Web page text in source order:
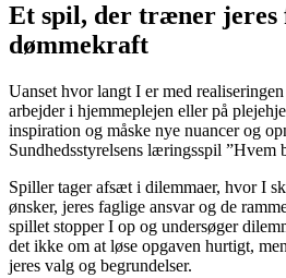
Et spil, der træner jeres
dømmekraft
Uanset hvor langt I er med
arbejder i hjemmeplejen eller på
inspiration og måske nye nuancer og
Sundhedsstyrelsens læringsspil ”Hvem
Spiller tager afsæt i dilemmaer, hvor I
ønsker, jeres faglige ansvar og de
spillet stopper I op og undersøger
det ikke om at løse opgaven hurtigt,
jeres valg og begrundelser.